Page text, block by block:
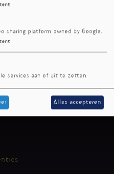
sharing platform owned by Google.
services aan of uit te zetten.
Alles accepteren